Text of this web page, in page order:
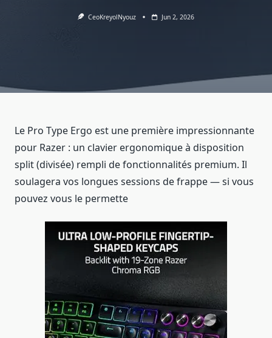
CeoKreyolNyouz Jun 2, 2026
Le Pro Type Ergo est une première impressionnante
pour Razer : un clavier ergonomique à disposition
split (divisée) rempli de fonctionnalités premium. Il
soulagera vos longues sessions de frappe — si vous
pouvez vous le permette